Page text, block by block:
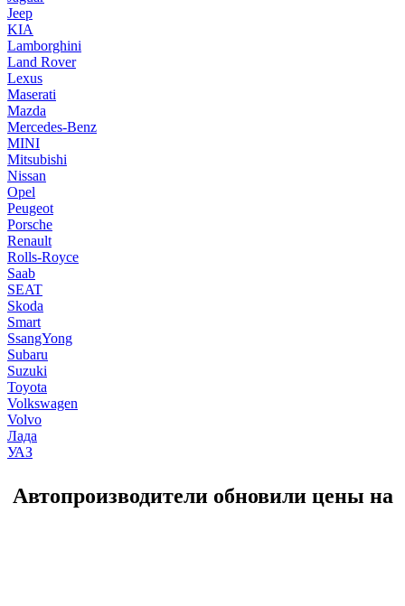
Jeep
KIA
Lamborghini
Land Rover
Lexus
Maserati
Mazda
Mercedes-Benz
MINI
Mitsubishi
Nissan
Opel
Peugeot
Porsche
Renault
Rolls-Royce
Saab
SEAT
Skoda
Smart
SsangYong
Subaru
Suzuki
Toyota
Volkswagen
Volvo
Лада
УАЗ
Автопроизводители обновили цены на